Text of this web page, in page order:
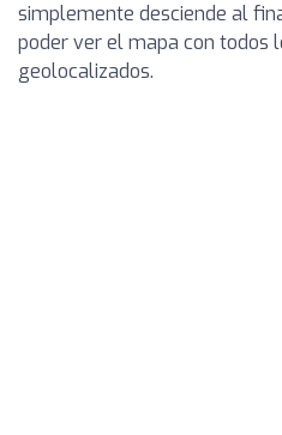
simplemente desciende al
poder ver el mapa con todos
geolocalizados.